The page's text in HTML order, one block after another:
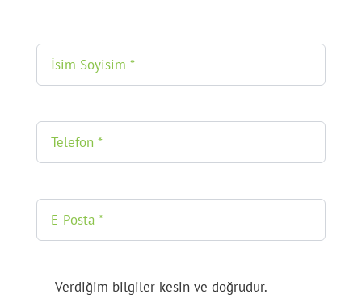
Verdiğim bilgiler kesin ve doğrudur.